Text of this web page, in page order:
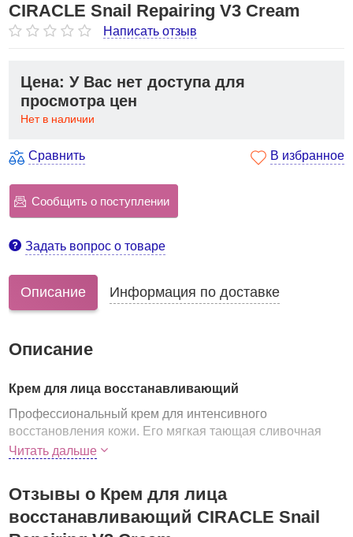
CIRACLE Snail Repairing V3 Cream
Написать отзыв
Цена: У Вас нет доступа для
просмотра цен
Нет в наличии
Сравнить В избранное
Сообщить о поступлении
Задать вопрос о товаре
Описание Информация по доставке
Описание
Крем для лица восстанавливающий
Профессиональный крем для интенсивного
восстановления кожи. Его мягкая тающая сливочная
текстура обеспечивает глубокое питание, смягчает,
Крем предназначен для любого типа кожи, но особенно
рекомендуется для сухой и чувствительной, для
Читать дальше
Отзывы о Крем для лица
восстанавливающий CIRACLE Snail